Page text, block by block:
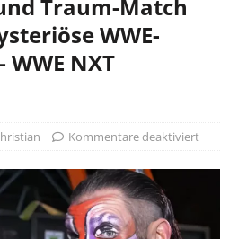
Traum-Match
WWE-
NXT
Kommentare deaktiviert